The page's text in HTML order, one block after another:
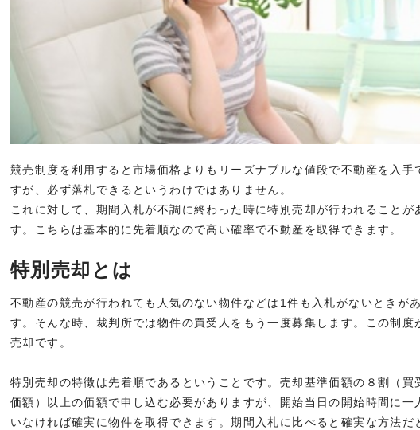
競売制度を利用すると市場価格よりもリーズナブルな値段で不動産を入手
すが、必ず落札できるというわけではありません。
これに対して、期間入札が不調に終わった時に特別売却が行われることが
す。こちらは基本的に先着順なので高い確率で不動産を取得できます。
特別売却とは
不動産の競売が行われても人気のない物件などは1件も入札がないときが
す。そんな時、裁判所では物件の買受人をもう一度募集します。この制度
売却です。
特別売却の特徴は先着順であるということです。売却基準価額の８割（買
価額）以上の価額で申し込む必要がありますが、開始当日の開始時間に一
いなければ確実に物件を取得できます。期間入札に比べると確実な方法だ